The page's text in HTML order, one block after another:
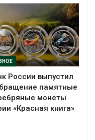
России выпустил
памятные
монеты
«Красная книга»